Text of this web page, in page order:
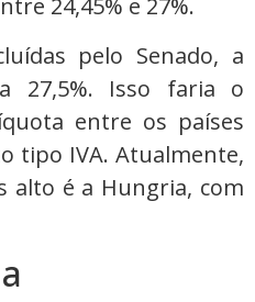
24,45% e 27%.
pelo Senado, a
27,5%. Isso faria o
entre os países
tipo IVA. Atualmente,
alto é a Hungria, com